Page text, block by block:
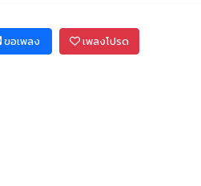
ขอเพลง เพลงโปรด